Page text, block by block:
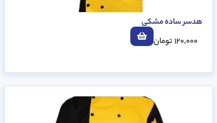
هدسر ساده مشکی
120,000تومان